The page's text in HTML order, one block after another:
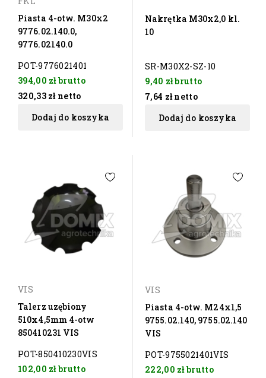
Piasta 4-otw. M30x2
9776.02.140.0,
9776.02140.0
POT-9776021401
394,00 złbrutto
320,33 zł netto
Dodaj do koszyka
Nakrętka M30x2,0 kl.
10
SR-M30X2-SZ-10
9,40 złbrutto
7,64 zł netto
Dodaj do koszyka
VIS
Talerz uzębiony
510x4,5mm 4-otw
850410231 VIS
POT-850410230VIS
102,00 złbrutto
VIS
Piasta 4-otw. M24x1,5
9755.02.140, 9755.02.140
VIS
POT-9755021401VIS
222,00 złbrutto